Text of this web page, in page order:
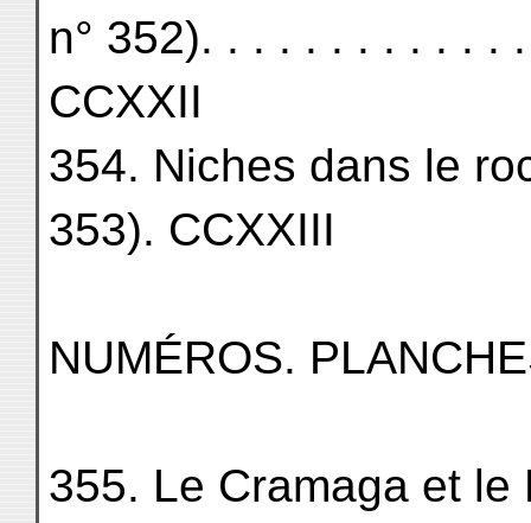
n° 352). . . . . . . . . . . .
CCXXII
354. Niches dans le
353). CCXXIII
NUMÉROS.
355. Le Cramaga et